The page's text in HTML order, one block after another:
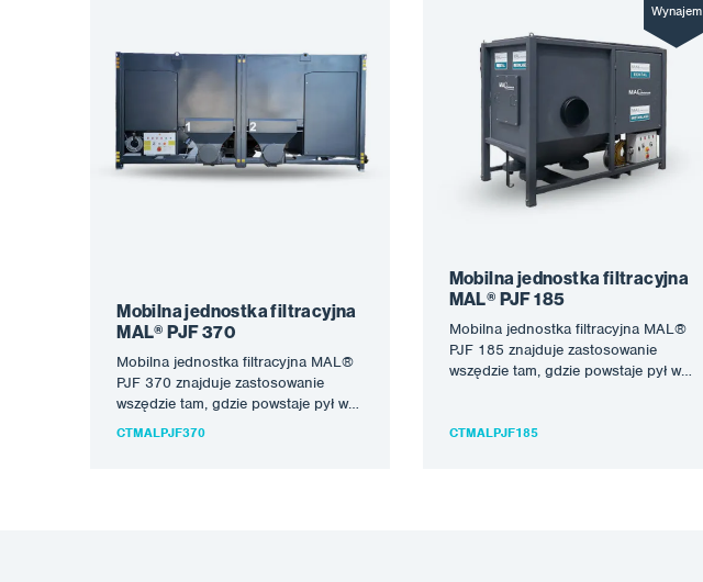
Mobilna jednostka filtracyjna
MAL® PJF 370
Mobilna jednostka filtracyjna MAL®
PJF 370 znajduje zastosowanie
wszędzie tam, gdzie powstaje pył w
wyniku śrutowania, szlifowania,
CTMALPJF370
Wynajem
Mobilna jednostka filtracyjna
MAL® PJF 185
Mobilna jednostka filtracyjna MAL®
PJF 185 znajduje zastosowanie
wszędzie tam, gdzie powstaje pył w
CTMALPJF185